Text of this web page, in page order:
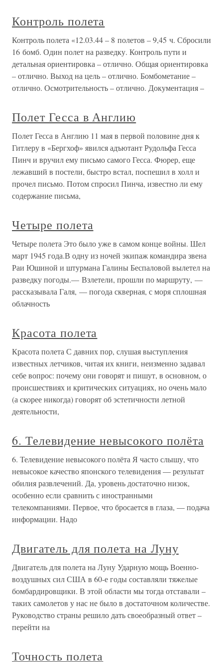
Контроль полета
Контроль полета «12.03.44 – 8 полетов – 9,45 ч. Сбросили
16 бомб. Один полет на разведку. Контроль пути и
детальная ориентировка – отлично. Общая ориентировка
– отлично. Выход на цель – отлично. Бомбометание –
отлично. Осмотрительность – отлично. Документация –
Полет Гесса в Англию
Полет Гесса в Англию 11 мая в первой половине дня к
Гитлеру в «Бергхоф» явился адъютант Рудольфа Гесса
Пинч и вручил ему письмо самого Гесса. Фюрер, еще
лежавший в постели, быстро встал, поспешил в холл и
прочел письмо. Потом спросил Пинча, известно ли ему
содержание письма,
Четыре полета
Четыре полета Это было уже в самом конце войны. Шел
март 1945 года.В одну из ночей экипаж командира звена
Раи Юшиной и штурмана Галины Беспаловой вылетел на
разведку погоды.— Взлетели, прошли по маршруту, —
рассказывала Галя, — погода скверная, с моря сплошная
облачность
Красота полета
Красота полета С давних пор, слушая выступления
известных летчиков, читая их книги, неизменно задавал
себе вопрос: почему они говорят и пишут, в основном, о
происшествиях и критических ситуациях, но очень мало
(а скорее никогда) говорят об эстетичности летной
деятельности,
6. Телевидение невысокого полёта
6. Телевидение невысокого полёта Я часто слышу, что
невысокое качество японского телевидения — результат
обилия развлечений. Да, уровень достаточно низок,
особенно если сравнить с иностранными
телекомпаниями. Первое, что бросается в глаза, — подача
информации. Надо
Двигатель для полета на Луну
Двигатель для полета на Луну Ударную мощь Военно-
воздушных сил США в 60-е годы составляли тяжелые
бомбардировщики. В этой области мы тогда отставали –
таких самолетов у нас не было в достаточном количестве.
Руководство страны решило дать своеобразный ответ –
перейти на
Точность полета